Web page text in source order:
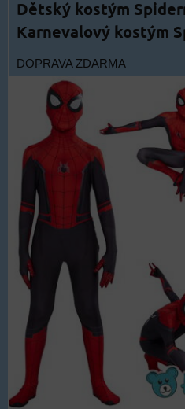
Dětský kostým
Karnevalový kostým
DOPRAVA ZDARMA